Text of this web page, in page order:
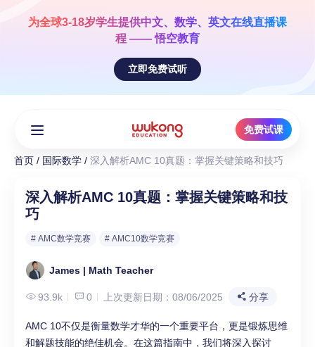
为全球3-18岁学生提供中文、数学、英文在线直播课
程 —— 悟空教育
立即免费试听
免费试课
首页 / 国际数学 / 深入解析AMC 10真题：掌握关键策略和技巧
深入解析AMC 10真题：掌握关键策略和技
巧
# AMC数学竞赛 # AMC10数学竞赛
James | Math Teacher
93.9k 0 上次更新日期：08/06/2025 分享
AMC 10不仅是衡量数学才华的一个重要平台，更是锻炼思维
和解题技能的绝佳机会。在这篇指南中，我们将深入探讨